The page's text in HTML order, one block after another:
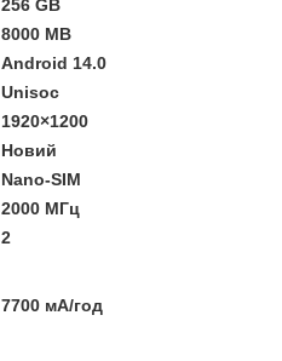
256 GB
8000 MB
Android 14.0
Unisoc
1920×1200
Новий
Nano-SIM
2000 МГц
2
7700 мА/год